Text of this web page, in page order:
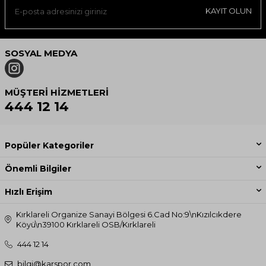
KAYIT OLUN
SOSYAL MEDYA
MÜŞTERI HIZMETLERI
444 12 14
Popüler Kategoriler
Önemli Bilgiler
Hızlı Erişim
Kırklareli Organize Sanayi Bölgesi 6.Cad No:9\nKızılcıkdere
Köyü\n39100 Kırklareli OSB/Kırklareli
444 12 14
bilgi@karspor.com